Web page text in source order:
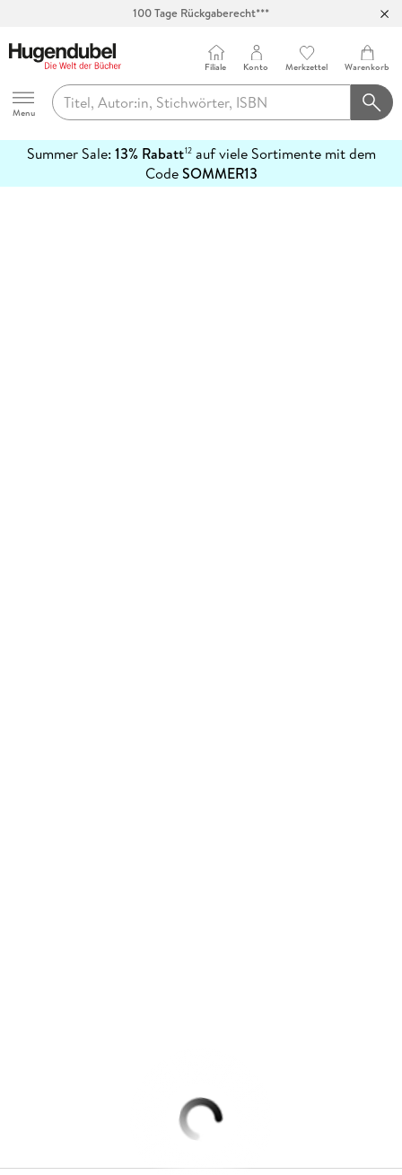
100 Tage Rückgaberecht***
Hugendubel
Menu
Filiale Konto Merkzettel Warenkorb
Summer Sale: 13% Rabatt12auf viele Sortimente mit dem
CodeSOMMER13
erfahren